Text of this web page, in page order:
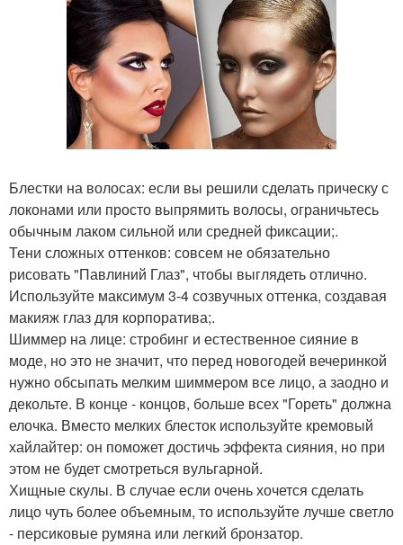
Блестки на волосах: если вы решили сделать прическу с
локонами или просто выпрямить волосы, ограничьтесь
обычным лаком сильной или средней фиксации;.
Тени сложных оттенков: совсем не обязательно
рисовать "Павлиний Глаз", чтобы выглядеть отлично.
Используйте максимум 3-4 созвучных оттенка, создавая
макияж глаз для корпоратива;.
Шиммер на лице: стробинг и естественное сияние в
моде, но это не значит, что перед новогодей вечеринкой
нужно обсыпать мелким шиммером все лицо, а заодно и
декольте. В конце - концов, больше всех "Гореть" должна
елочка. Вместо мелких блесток используйте кремовый
хайлайтер: он поможет достичь эффекта сияния, но при
этом не будет смотреться вульгарной.
Хищные скулы. В случае если очень хочется сделать
лицо чуть более объемным, то используйте лучше светло
- персиковые румяна или легкий бронзатор.